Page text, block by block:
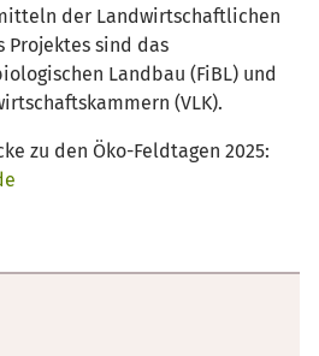
der Landwirtschaftlichen
Projektes sind das
Landbau (FiBL) und
(VLK).
zu den Öko-Feldtagen 2025: